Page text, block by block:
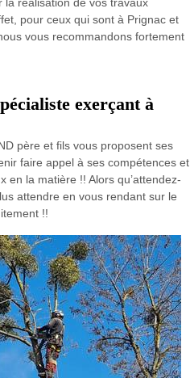
pour ceux qui sont à Prignac et
vous recommandons fortement
exerçant à
père et fils vous proposent ses
faire appel à ses compétences et
la matière !! Alors qu’attendez-
attendre en vous rendant sur le
!!